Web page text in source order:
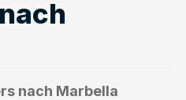
nach Marbella